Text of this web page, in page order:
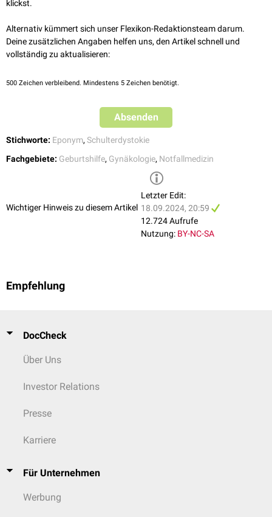
dhz-online.de - Manöver und Handgriffe
, abgerufen am
05.09.2024
Shoulder Dystocia - Royal College of Obstetricians and
Gynaecologists
klickst.
Alternativ kümmert sich unser Flexikon-Redaktionsteam darum.
Deine zusätzlichen Angaben helfen uns, den Artikel schnell und
vollständig zu aktualisieren:
500 Zeichen verbleibend. Mindestens 5 Zeichen benötigt.
Absenden
Stichworte: Eponym, Schulterdystokie
Fachgebiete: Geburtshilfe, Gynäkologie, Notfallmedizin
Wichtiger Hinweis zu diesem Artikel
Letzter Edit:
18.09.2024, 20:59
12.724 Aufrufe
Nutzung: BY-NC-SA
Empfehlung
DocCheck
Über Uns
Investor Relations
Presse
Karriere
Für Unternehmen
Werbung